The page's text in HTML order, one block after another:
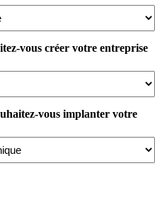
vous créer votre entreprise
vous implanter votre